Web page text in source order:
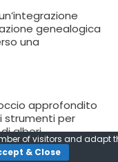
genealogica
una
approfondito
strumenti per
alberi
gamma di
apprezzato dai
of visitors and adapt
& Close